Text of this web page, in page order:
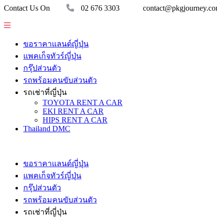
Contact Us On 02 676 3303
ขอราคาแลนด์ญี่ปุ่น
แพคเก็จทัวร์ญี่ปุ่น
กรุ๊ปส่วนตัว
รถพร้อมคนขับส่วนตัว
รถเช่าที่ญี่ปุ่น
TOYOTA RENT A CAR
EKI RENT A CAR
HIPS RENT A CAR
Thailand DMC
ขอราคาแลนด์ญี่ปุ่น
แพคเก็จทัวร์ญี่ปุ่น
กรุ๊ปส่วนตัว
รถพร้อมคนขับส่วนตัว
รถเช่าที่ญี่ปุ่น